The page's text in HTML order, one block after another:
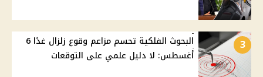
3
البحوث الفلكية تحسم مزاعم وقوع زلزال غدًا 6
أغسطس: لا دليل علمي على التوقعات